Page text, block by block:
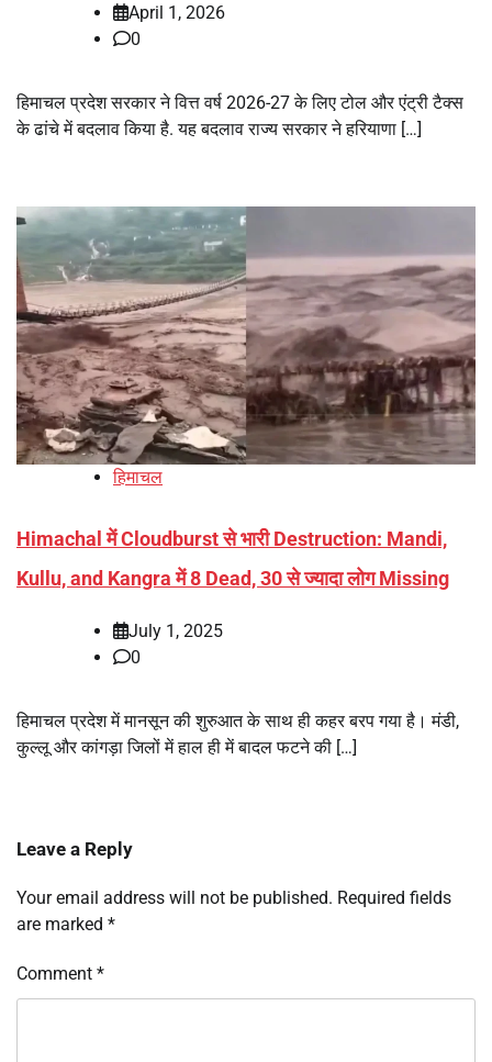
April 1, 2026
0
हिमाचल प्रदेश सरकार ने वित्त वर्ष 2026-27 के लिए टोल और एंट्री टैक्स
के ढांचे में बदलाव किया है. यह बदलाव राज्य सरकार ने हरियाणा […]
हिमाचल
Himachal में Cloudburst से भारी Destruction: Mandi,
Kullu, and Kangra में 8 Dead, 30 से ज्यादा लोग Missing
July 1, 2025
0
हिमाचल प्रदेश में मानसून की शुरुआत के साथ ही कहर बरप गया है। मंडी,
कुल्लू और कांगड़ा जिलों में हाल ही में बादल फटने की […]
Leave a Reply
Your email address will not be published. Required fields
are marked *
Comment *